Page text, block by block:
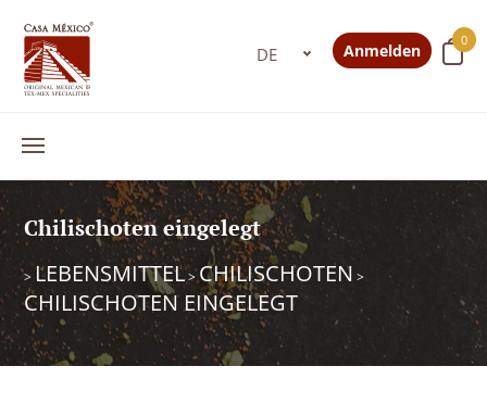
0
Anmelden
Chilischoten eingelegt
> LEBENSMITTEL>CHILISCHOTEN >
CHILISCHOTEN EINGELEGT